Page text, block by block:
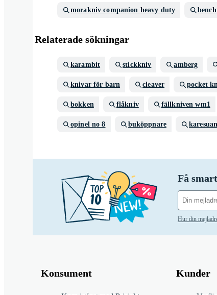
morakniv companion heavy duty
Relaterade sökningar
karambit stickkniv amberg
knivar för barn cleaver pocket
bokken flåkniv fällkniven wm1
opinel no 8 buköppnare
Få
Hur din
Konsument Kunder